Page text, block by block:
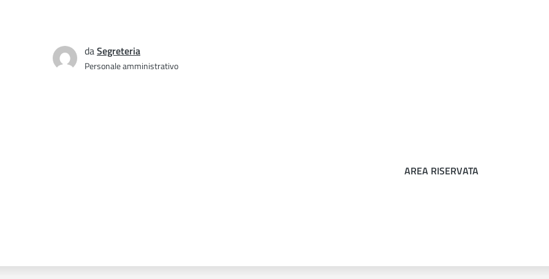
daSegreteria
Personale amministrativo
AREA RISERVATA